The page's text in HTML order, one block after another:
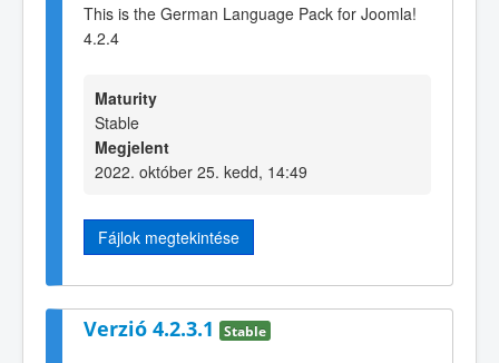
This is the German Language Pack for Joomla!
4.2.4
Maturity
Stable
Megjelent
2022. október 25. kedd, 14:49
Fájlok megtekintése
Verzió 4.2.3.1 Stable